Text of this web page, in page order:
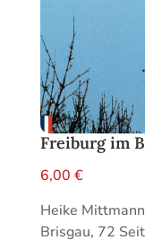
Freiburg im
6,00 €
Heike
Brisgau, 72